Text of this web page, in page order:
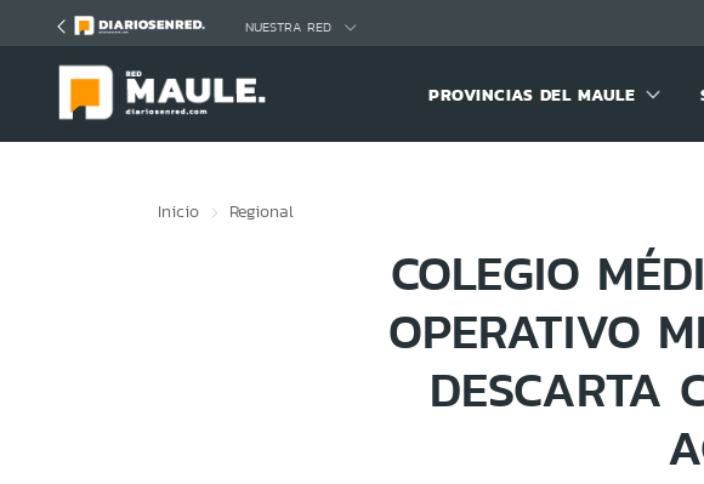
NUESTRA RED
PROVINCIAS DEL MAULE
Inicio Regional
COLEGIO
OPERATIVO
DESCARTA